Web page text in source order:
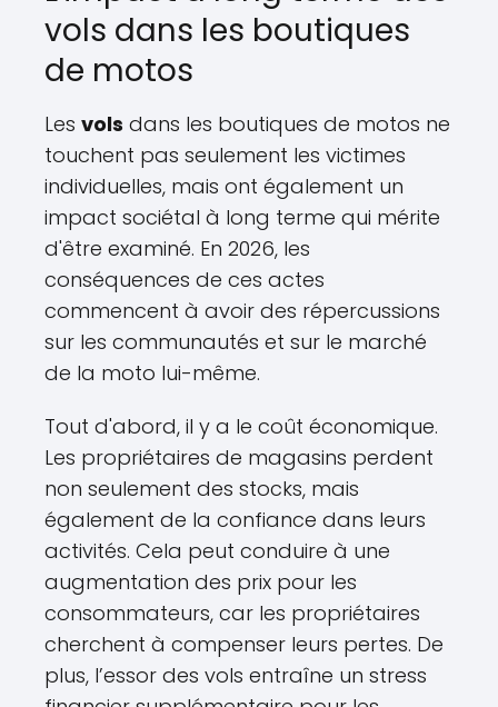
vols dans les boutiques
de motos
Les vols dans les boutiques de motos ne
touchent pas seulement les victimes
individuelles, mais ont également un
impact sociétal à long terme qui mérite
d'être examiné. En 2026, les
conséquences de ces actes
commencent à avoir des répercussions
sur les communautés et sur le marché
de la moto lui-même.
Tout d'abord, il y a le coût économique.
Les propriétaires de magasins perdent
non seulement des stocks, mais
également de la confiance dans leurs
activités. Cela peut conduire à une
augmentation des prix pour les
consommateurs, car les propriétaires
cherchent à compenser leurs pertes. De
plus, l’essor des vols entraîne un stress